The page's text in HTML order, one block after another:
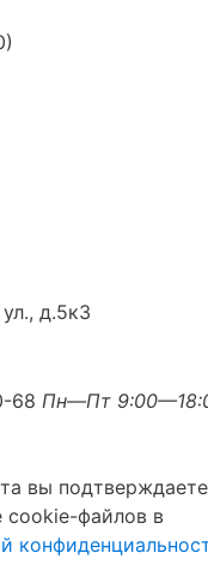
д.5к3
68 Пн—Пт
вы подтверждаете
cookie-файлов в